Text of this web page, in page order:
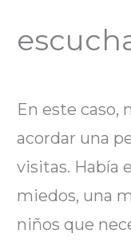
En este caso,
acordar una
visitas. Había
miedos, una
niños que